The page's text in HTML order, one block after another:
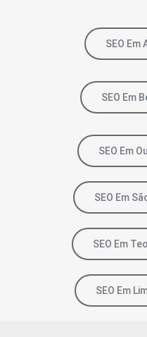
SEO Em
SEO Em
SEO Em
SEO Em
SEO Em
SEO Em